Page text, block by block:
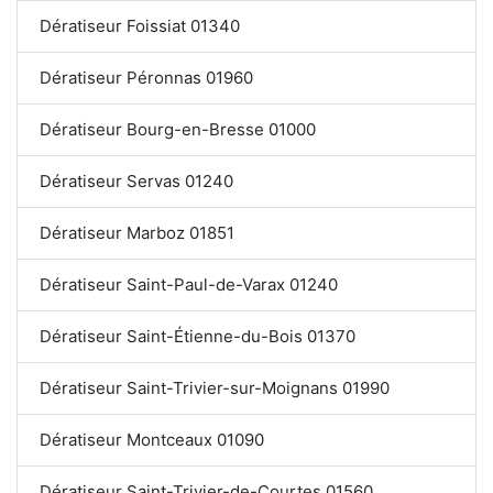
Dératiseur Foissiat 01340
Dératiseur Péronnas 01960
Dératiseur Bourg-en-Bresse 01000
Dératiseur Servas 01240
Dératiseur Marboz 01851
Dératiseur Saint-Paul-de-Varax 01240
Dératiseur Saint-Étienne-du-Bois 01370
Dératiseur Saint-Trivier-sur-Moignans 01990
Dératiseur Montceaux 01090